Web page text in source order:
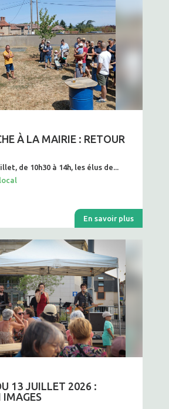
À LA MAIRIE : RETOUR
de 10h30 à 14h, les élus de...
En savoir plus
13 JUILLET 2026 :
IMAGES